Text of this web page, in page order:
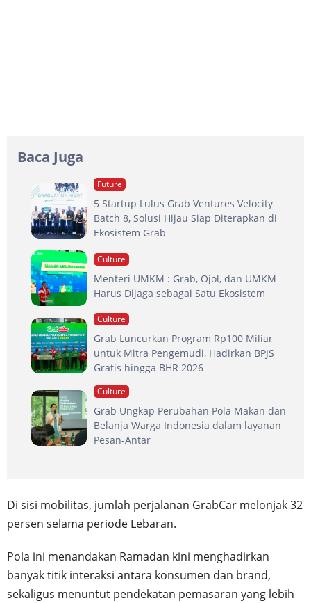
Baca Juga
Future
5 Startup Lulus Grab Ventures Velocity
Batch 8, Solusi Hijau Siap Diterapkan di
Ekosistem Grab
Culture
Menteri UMKM : Grab, Ojol, dan UMKM
Harus Dijaga sebagai Satu Ekosistem
Culture
Grab Luncurkan Program Rp100 Miliar
untuk Mitra Pengemudi, Hadirkan BPJS
Gratis hingga BHR 2026
Culture
Grab Ungkap Perubahan Pola Makan dan
Belanja Warga Indonesia dalam layanan
Pesan-Antar
Di sisi mobilitas, jumlah perjalanan GrabCar melonjak 32
persen selama periode Lebaran.
Pola ini menandakan Ramadan kini menghadirkan
banyak titik interaksi antara konsumen dan brand,
sekaligus menuntut pendekatan pemasaran yang lebih